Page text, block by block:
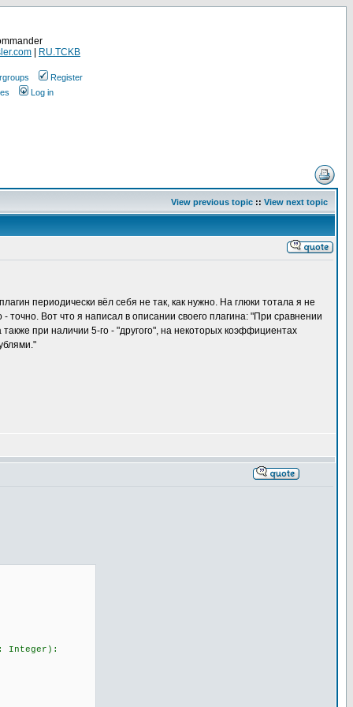
RU.TCKB
Register
Log in
View previous topic :: View next topic
периодически вёл себя не так, как нужно. На глюки тотала я не
Вот что я написал в описании своего плагина: "При сравнении
при наличии 5-го - "другого", на некоторых коэффициентах
Integer):